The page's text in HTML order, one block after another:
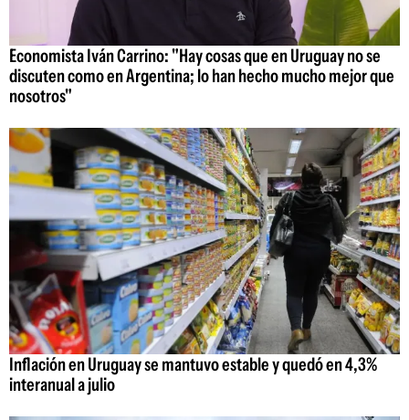
Economista Iván Carrino: "Hay cosas que en Uruguay no se
discuten como en Argentina; lo han hecho mucho mejor que
nosotros"
Inflación en Uruguay se mantuvo estable y quedó en 4,3%
interanual a julio